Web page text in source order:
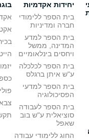
יחידות אקדמיות
בית הספר ללימודי
חברה ומדיניות
בית הספר למדע
המדינה, ממשל
ויחסים בינלאומיים
בית הספר לכלכלה
ע"ש איתן ברגלס
בית הספר למדעי
הפסיכולוגיה
בית הספר לעבודה
סוציאלית ע"ש בוב
שאפל
החוג ללימודי עבודה